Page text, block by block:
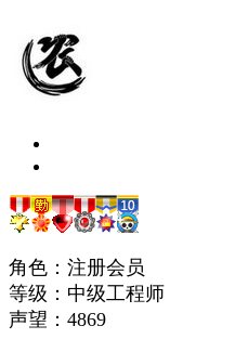
角色：注册会员
等级：中级工程师
声望： 4869